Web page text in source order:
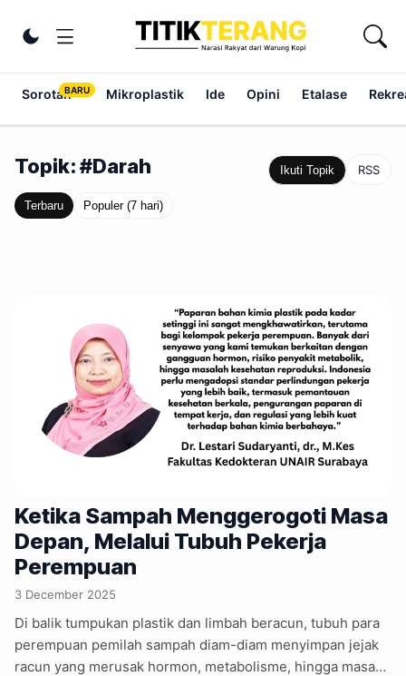
Ubah tema
Sorotan Mikroplastik Ide Opini Etalase
Topik: #Darah Ikuti Topik RSS
Terbaru Populer (7 hari)
Ketika Sampah Menggerogoti Masa
Depan, Melalui Tubuh Pekerja
Perempuan
3 December 2025
Di balik tumpukan plastik dan limbah beracun, tubuh para
perempuan pemilah sampah diam-diam menyimpan jejak
racun yang merusak hormon, metabolisme, hingga masa